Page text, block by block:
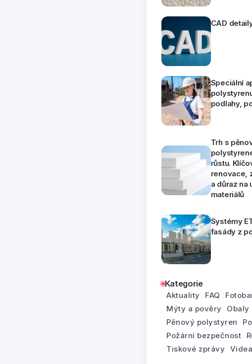
CAD
Speciální
podlahy,
Trh s
růstu.
renovace,
a důraz na
materiálů
Systémy
fasády z
Kategorie
Aktuality FAQ
Mýty a pověry
Obaly
Pěnový polystyren
Požární bezpečnost
Tiskové zprávy
Videa